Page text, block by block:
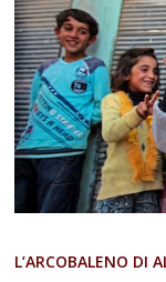
L’ARCOBALENO DI